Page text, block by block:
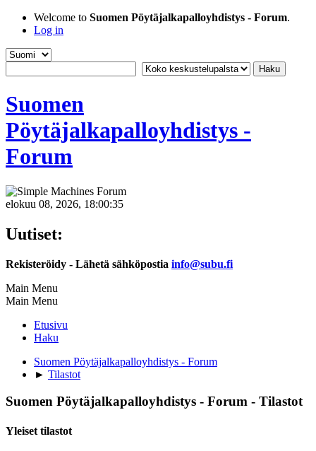
Welcome to Suomen Pöytäjalkapalloyhdistys - Forum.
Log in
Suomen
Pöytäjalkapalloyhdistys -
Forum
elokuu 08, 2026, 18:00:35
Uutiset:
Rekisteröidy - Lähetä sähköpostia info@subu.fi
Main Menu
Main Menu
Etusivu
Haku
Suomen Pöytäjalkapalloyhdistys - Forum
► Tilastot
Suomen Pöytäjalkapalloyhdistys - Forum - Tilastot
Yleiset tilastot